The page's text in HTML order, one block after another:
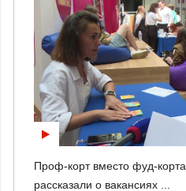
Проф-корт вместо фуд-
рассказали о вакансиях ...